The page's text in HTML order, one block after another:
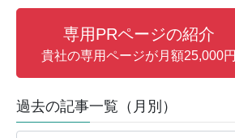
専用PRページの紹介
貴社の専用ページが月額25,000円
過去の記事一覧（月別）
過